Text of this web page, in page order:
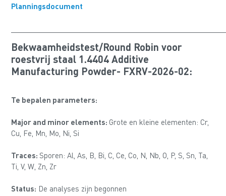
Planningsdocument
Bekwaamheidstest/Round Robin voor
roestvrij staal 1.4404 Additive
Manufacturing Powder- FXRV-2026-02:
Te bepalen parameters:
Major and minor elements: Grote en kleine elementen: Cr,
Cu, Fe, Mn, Mo, Ni, Si
Traces:Sporen: Al, As, B, Bi, C, Ce, Co, N, Nb, O, P, S, Sn, Ta,
Ti, V, W, Zn, Zr
Status: De analyses zijn begonnen